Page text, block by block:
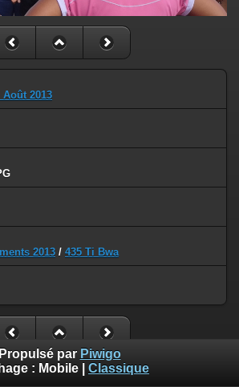
Août 2013
2013 / 435 Ti Bwa
Propulsé par Piwigo
: Mobile Classique